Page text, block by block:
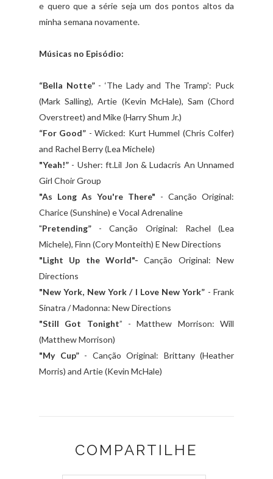
e quero que a série seja um dos pontos altos da
minha semana novamente.
Músicas no Episódio:
“Bella Notte”- ‘The Lady and The Tramp': Puck
(Mark Salling), Artie (Kevin McHale), Sam (Chord
Overstreet) and Mike (Harry Shum Jr.)
“For Good” - Wicked: Kurt Hummel (Chris Colfer)
and Rachel Berry (Lea Michele)
"Yeah!” - Usher: ft.Lil Jon & Ludacris An Unnamed
Girl Choir Group
"As Long As You're There" - Canção Original:
Charice (Sunshine) e Vocal Adrenaline
"Pretending” - Canção Original: Rachel (Lea
Michele), Finn (Cory Monteith) E New Directions
"Light Up the World"- Canção Original: New
Directions
"New York, New York / I Love New York” - Frank
Sinatra / Madonna: New Directions
"Still Got Tonight” - Matthew Morrison: Will
(Matthew Morrison)
"My Cup”- Canção Original: Brittany (Heather
Morris) and Artie (Kevin McHale)
COMPARTILHE